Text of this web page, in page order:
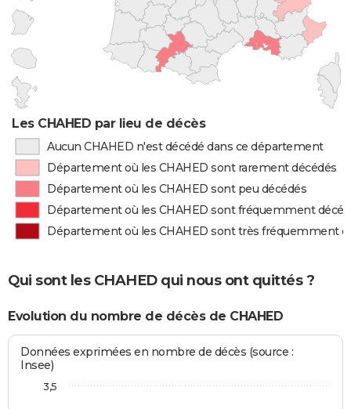
Les CHAHED par lieu de décès
Aucun CHAHED n'est décédé dans ce département
Département où les CHAHED sont rarement décédés
Département où les CHAHED sont peu décédés
Département où les CHAHED sont fréquemment
Département où les CHAHED sont très fréquemment
Qui sont les CHAHED qui nous ont quittés ?
Evolution du nombre de décès de CHAHED
Données exprimées en nombre de décès (source :
Insee)
3,5